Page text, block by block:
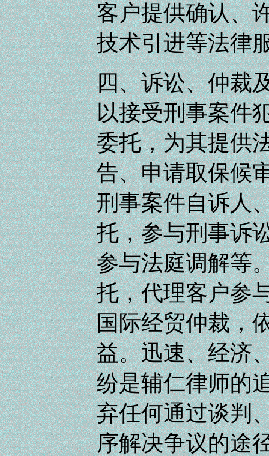
客户提供确认、
技术引进等法律
四、诉讼、仲裁
以接受刑事案件
委托，为其提供
告、申请取保候
刑事案件自诉人
托，参与刑事诉
参与法庭调解等
托，代理客户参
国际经贸仲裁，
益。迅速、经济
纷是辅仁律师的
弃任何通过谈判
序解决争议的途